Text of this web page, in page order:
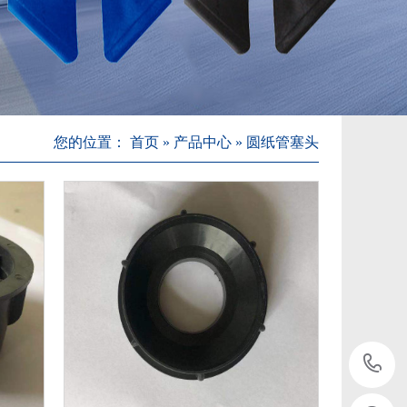
您的位置： 首页 » 产品中心 » 圆纸管塞头